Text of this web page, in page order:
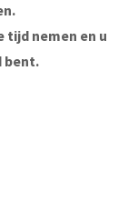
tijd nemen en u
bent.